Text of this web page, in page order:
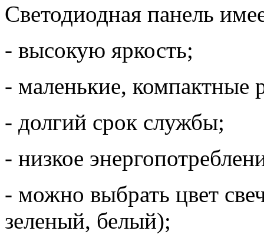
Светодиодная панель
- высокую яркость;
- маленькие, компактные
- долгий срок службы;
- низкое
- можно выбрать цвет
зеленый, белый);